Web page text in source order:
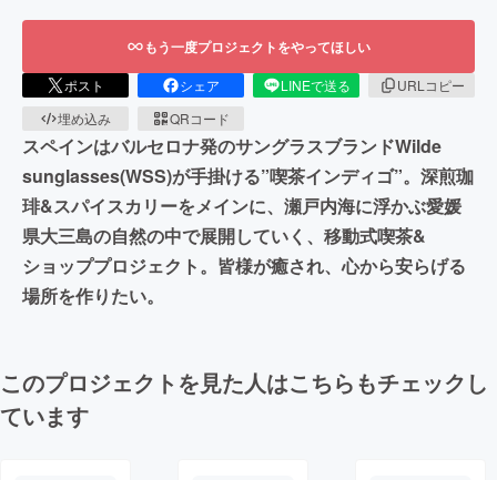
もう一度プロジェクトをやってほしい
ポスト シェア LINEで送る
URLコピー
埋め込み
QRコード
スペインはバルセロナ発のサングラスブランドWilde
sunglasses(WSS)が手掛ける”喫茶インディゴ”。深煎珈
琲&スパイスカリーをメインに、瀬戸内海に浮かぶ愛媛
県大三島の自然の中で展開していく、移動式喫茶&
ショッププロジェクト。皆様が癒され、心から安らげる
場所を作りたい。
このプロジェクトを見た人はこちらもチェックし
ています